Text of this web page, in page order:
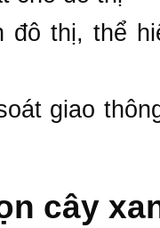
đô thị, thể
giao
cây